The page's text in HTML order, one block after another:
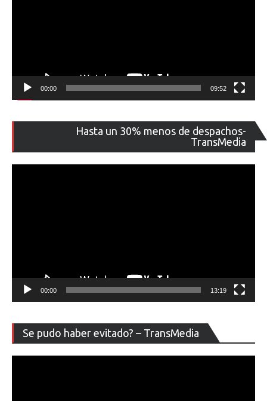
00:00 09:52
Hasta un 30% menos de despachos-
TransMedia
de
00:00 13:19
Se pudo haber evitado? – TransMedia
de